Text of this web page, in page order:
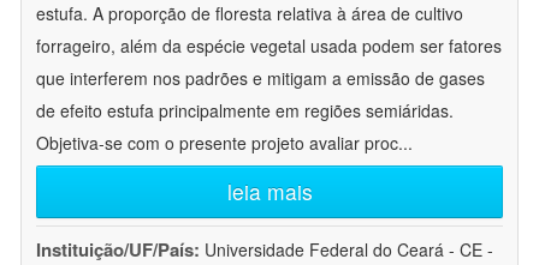
estufa. A proporção de floresta relativa à área de cultivo
forrageiro, além da espécie vegetal usada podem ser fatores
que interferem nos padrões e mitigam a emissão de gases
de efeito estufa principalmente em regiões semiáridas.
Objetiva-se com o presente projeto avaliar proc...
leia mais
Instituição/UF/País: Universidade Federal do Ceará - CE -